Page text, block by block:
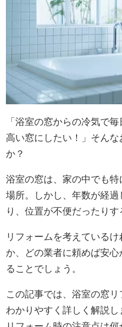
「浴室の窓からの冷気で
高い窓にしたい！」そん
か？
浴室の窓は、家の中でも
場所。しかし、年数が経
り、位置が不便だったりす
リフォームを考えている
か、どの業者に頼めば安心
ることでしょう。
この記事では、浴室の窓リ
わかりやすく詳しく解説し